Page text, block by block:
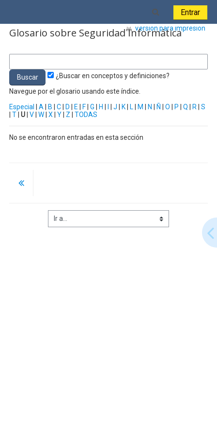
Toggle search
Entrar
Glosario sobre Seguridad Informática
Versión para impresión
¿Buscar en conceptos y definiciones?
Navegue por el glosario usando este índice.
Especial
|A B |C D E F |G H |J K L M N Ñ |O P |Q R |S
|T |U |V |W |X |Y Z |TODAS
No se encontraron entradas en esta sección
Ir a...